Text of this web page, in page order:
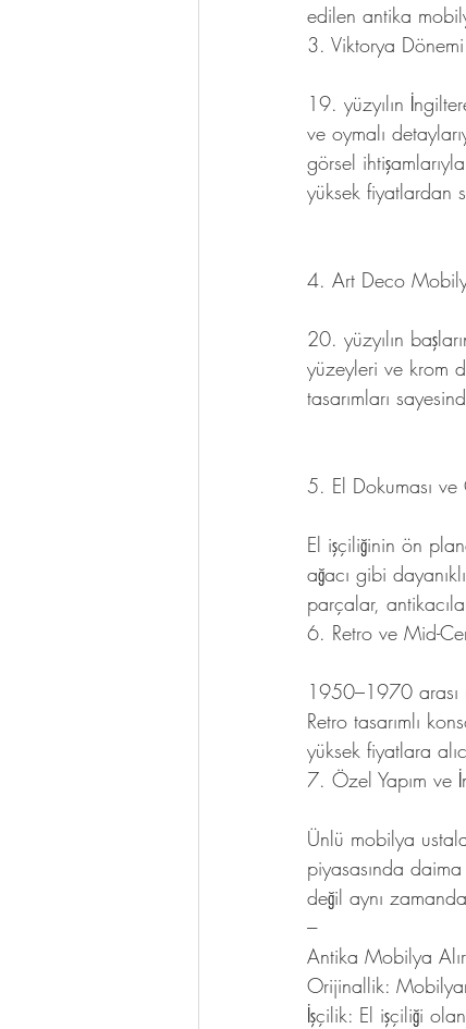
edilen antika
3. Viktorya
19. yüzyılın
ve oymalı
görsel
yüksek fiyatlardan
4. Art Deco
20. yüzyılın
yüzeyleri ve krom
tasarımları
5. El Dokuması
El işçiliğinin ön
ağacı gibi
parçalar,
6. Retro ve Mid-
1950–1970 arası
Retro tasarımlı
yüksek fiyatlara
7. Özel Yapım ve
Ünlü mobilya
piyasasında
değil aynı zamanda
---
Antika Mobilya
Orijinallik:
İşçilik: El işçiliği